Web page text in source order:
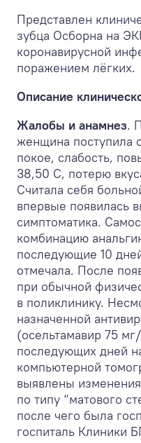
Представлен
зубца Осборна на
коронавирусной
поражением лёгких.
Описание
Жалобы и анамнез.
женщина поступила
покое, слабость,
38,50 С, потерю
Считала себя
впервые появилась
симптоматика.
комбинацию
последующие 10
отмечала. После
при обычной
в поликлинику.
назначенной
(осельтамавир 75
последующих дней
компьютерной
выявлены
по типу “матового
после чего была
госпиталь Клиники